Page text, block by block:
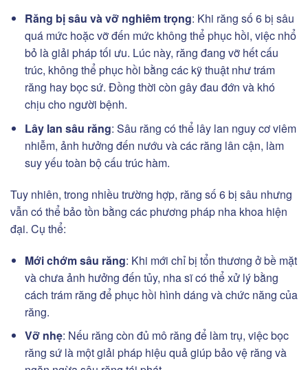
Răng bị sâu và vỡ nghiêm trọng: Khi răng số 6 bị sâu
quá mức hoặc vỡ đến mức không thể phục hồi, việc nhổ
bỏ là giải pháp tối ưu. Lúc này, răng đang vỡ hết cấu
trúc, không thể phục hồi bằng các kỹ thuật như trám
răng hay bọc sứ. Đồng thời còn gây đau đớn và khó
chịu cho người bệnh.
Lây lan sâu răng: Sâu răng có thể lây lan nguy cơ viêm
nhiễm, ảnh hưởng đến nướu và các răng lân cận, làm
suy yếu toàn bộ cấu trúc hàm.
Tuy nhiên, trong nhiều trường hợp, răng số 6 bị sâu nhưng
vẫn có thể bảo tồn bằng các phương pháp nha khoa hiện
đại. Cụ thể:
Mới chớm sâu răng: Khi mới chỉ bị tổn thương ở bề mặt
và chưa ảnh hưởng đến tủy, nha sĩ có thể xử lý bằng
cách trám răng để phục hồi hình dáng và chức năng của
răng.
Vỡ nhẹ: Nếu răng còn đủ mô răng để làm trụ, việc bọc
răng sứ là một giải pháp hiệu quả giúp bảo vệ răng và